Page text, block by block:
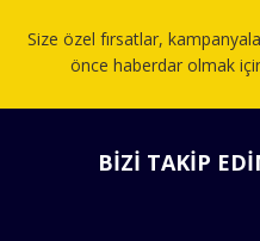
Size özel fırsatlar,
önce haberdar olmak
BİZİ TAKİP